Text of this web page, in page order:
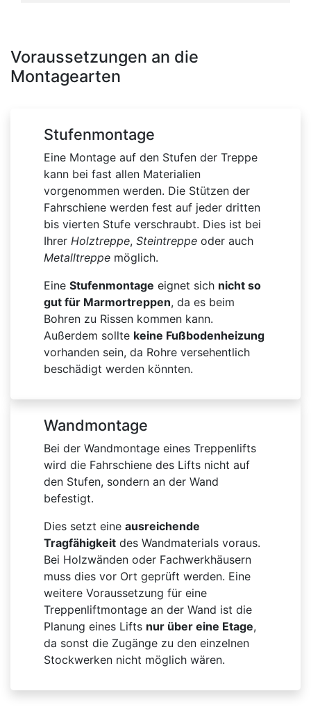
Voraussetzungen an die
Montagearten
Stufenmontage
Eine Montage auf den Stufen der Treppe
kann bei fast allen Materialien
vorgenommen werden. Die Stützen der
Fahrschiene werden fest auf jeder dritten
bis vierten Stufe verschraubt. Dies ist bei
Ihrer Holztreppe, Steintreppe oder auch
Metalltreppe möglich.
Eine Stufenmontage eignet sich nicht so
gut für Marmortreppen, da es beim
Bohren zu Rissen kommen kann.
Außerdem sollte keine Fußbodenheizung
vorhanden sein, da Rohre versehentlich
beschädigt werden könnten.
Wandmontage
Bei der Wandmontage eines Treppenlifts
wird die Fahrschiene des Lifts nicht auf
den Stufen, sondern an der Wand
befestigt.
Dies setzt eine ausreichende
Tragfähigkeit des Wandmaterials voraus.
Bei Holzwänden oder Fachwerkhäusern
muss dies vor Ort geprüft werden. Eine
weitere Voraussetzung für eine
Treppenliftmontage an der Wand ist die
Planung eines Lifts nur über eine Etage,
da sonst die Zugänge zu den einzelnen
Stockwerken nicht möglich wären.